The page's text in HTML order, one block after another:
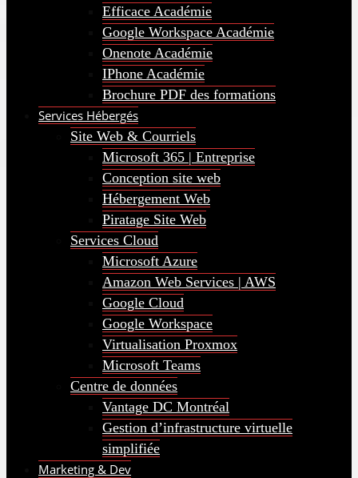
Efficace Académie
Google Workspace Académie
Onenote Académie
IPhone Académie
Brochure PDF des formations
Services Hébergés
Site Web & Courriels
Microsoft 365 | Entreprise
Conception site web
Hébergement Web
Piratage Site Web
Services Cloud
Microsoft Azure
Amazon Web Services | AWS
Google Cloud
Google Workspace
Virtualisation Proxmox
Microsoft Teams
Centre de données
Vantage DC Montréal
Gestion d’infrastructure virtuelle
simplifiée
Marketing & Dev